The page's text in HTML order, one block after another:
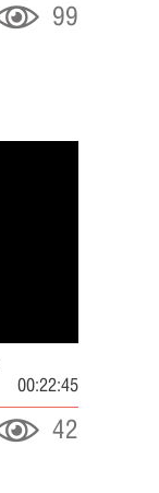
99
00:22:45
42